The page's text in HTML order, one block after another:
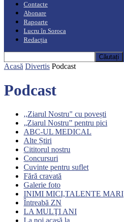
Contacte
Abonare
Rapoarte
Lucru în Soroca
Redacția
Acasă Divertis Podcast
Podcast
,,Ziarul Nostru" cu povești
„Ziarul Nostru” pentru pici
ABC-UL MEDICAL
Alte Știri
Cititorul nostru
Concursuri
Cuvinte pentru suflet
Fără cravată
Galerie foto
INIMI MICI,TALENTE MARI
Întreabă ZN
LA MULŢI ANI